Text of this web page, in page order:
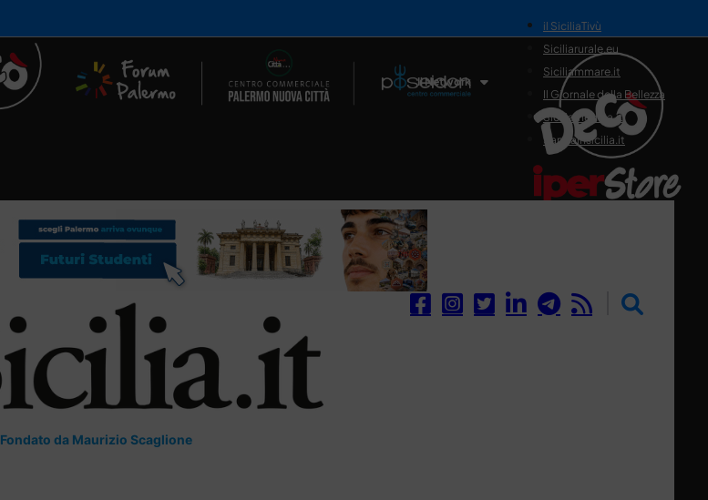
Il Network
il SiciliaTivù
Siciliarurale.eu
Siciliammare.it
Il Giornale della Bellezza
Siciliamedica.it
Sanitainsicilia.it
Fondato da Maurizio Scaglione